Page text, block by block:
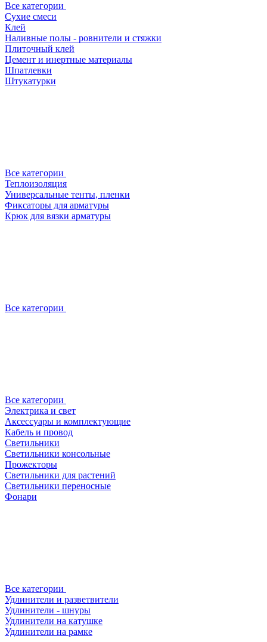
Все категории
Сухие смеси
Клей
Наливные полы - ровнители и стяжки
Плиточный клей
Цемент и инертные материалы
Шпатлевки
Штукатурки
Все категории
Теплоизоляция
Универсальные тенты, пленки
Фиксаторы для арматуры
Крюк для вязки арматуры
Все категории
Все категории
Электрика и свет
Аксессуары и комплектующие
Кабель и провод
Светильники
Светильники консольные
Прожекторы
Светильники для растений
Светильники переносные
Фонари
Все категории
Удлинители и разветвители
Удлинители - шнуры
Удлинители на катушке
Удлинители на рамке